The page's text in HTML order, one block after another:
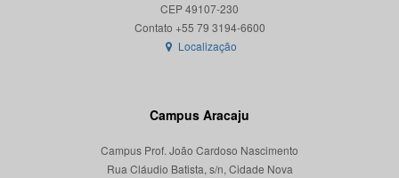
CEP 49107-230
Localização
Campus Aracaju
Campus Prof. João Cardoso Nascimento
Rua Cláudio Batista, s/n, Cidade Nova